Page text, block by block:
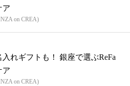
ア
on CREA)
れギフトも！ 銀座で選ぶReFa
ア
on CREA)